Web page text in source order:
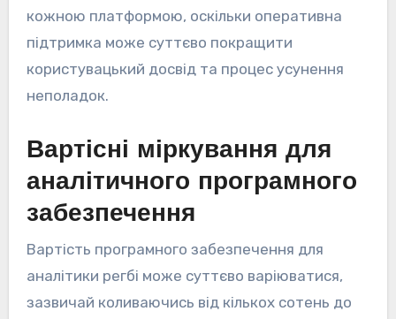
кожною платформою, оскільки оперативна
підтримка може суттєво покращити
користувацький досвід та процес усунення
неполадок.
Вартісні міркування для
аналітичного програмного
забезпечення
Вартість програмного забезпечення для
аналітики регбі може суттєво варіюватися,
зазвичай коливаючись від кількох сотень до